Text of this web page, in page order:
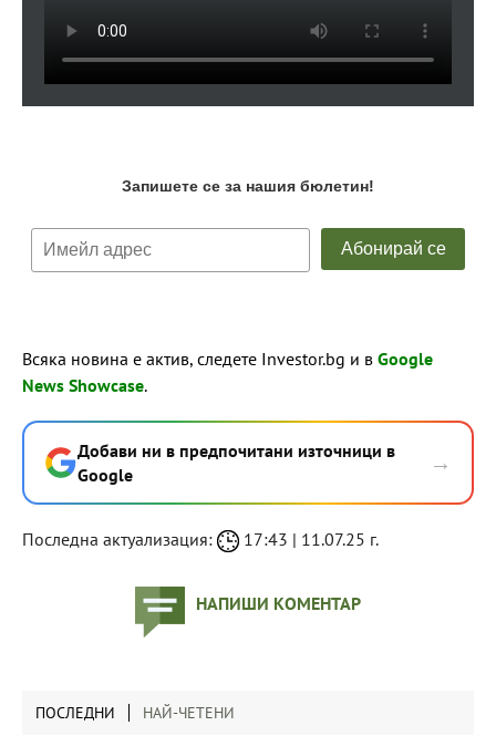
Всяка новина е актив, следете Investor.bg и в Google
News Showcase.
Добави ни в предпочитани източници в
Google
→
Последна актуализация: 17:43 | 11.07.25 г.
НАПИШИ КОМЕНТАР
ПОСЛЕДНИ НАЙ-ЧЕТЕНИ